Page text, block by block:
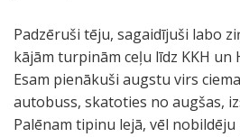
Padzēruši tēju, sagaidījuši labo
kājām turpinām ceļu līdz KKH un
Esam pienākuši augstu virs
autobuss, skatoties no augšas,
Palēnam tipinu lejā, vēl